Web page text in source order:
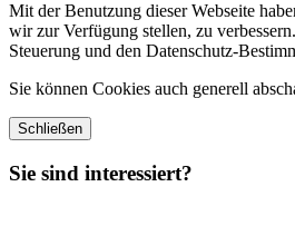
Mit der Benutzung dieser Webseite
wir zur Verfügung stellen, zu
Steuerung und den Datenschutz-
Sie können Cookies auch generell
Schließen
Sie sind interessiert?